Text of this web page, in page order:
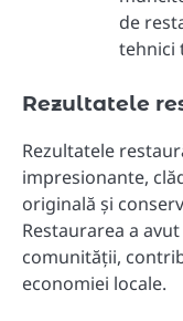
de
tehnici
Rezultatele
Rezultatele
impresionante,
originală și
Restaurarea a
comunității,
economiei locale.